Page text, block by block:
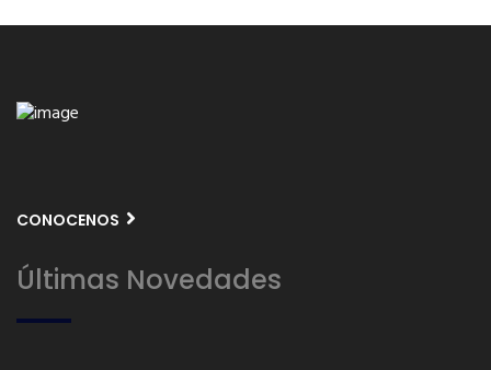
CONOCENOS
Últimas Novedades